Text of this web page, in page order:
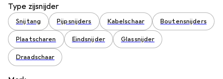
Type zijsnijder
Snijtang Pijpsnijders Kabelschaar Boutensnijders
Plaatscharen Eindsnijder Glassnijder
Draadschaar